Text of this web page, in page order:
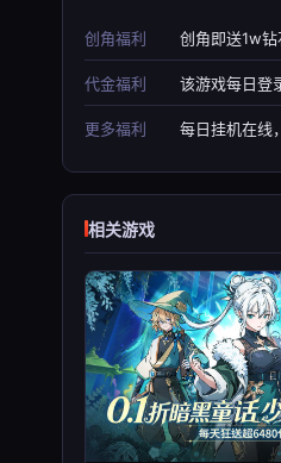
创角福利 创角即送1w钻
代金福利 该游戏每日登
更多福利 每日挂机在线
相关游戏